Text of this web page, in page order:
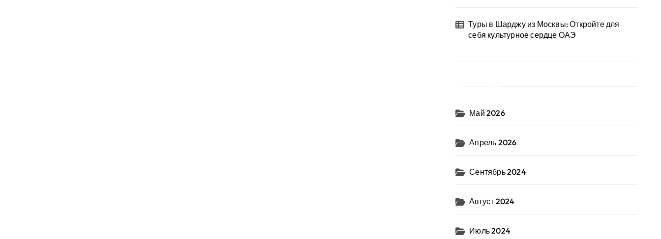
Туры в Шарджу из Москвы: Откройте для
себя культурное сердце ОАЭ
Май 2026
Апрель 2026
Сентябрь 2024
Август 2024
Июль 2024